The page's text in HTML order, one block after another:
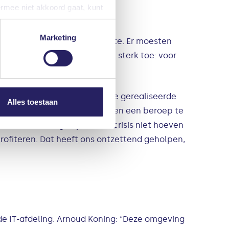
niet akkoord gaat, kunt
kunt u ook de
privacyverklaring. U kunt
Marketing
Alles toestaan
in volle hevigheid losbarstte. Er moesten
personeelsbestand nam sterk toe: voor
was essentieel en de gerealiseerde
Het was heel fijn om meteen een beroep te
het design tijdens de crisis niet hoeven
Dat heeft ons ontzettend geholpen,
afdeling. Arnoud Koning: “Deze omgeving